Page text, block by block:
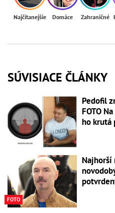
Najčítanejšie Domáce Zahraničné
SÚVISIACE ČLÁNKY
Pedofil
FOTO
ho krutá
FOTO
Najhorší